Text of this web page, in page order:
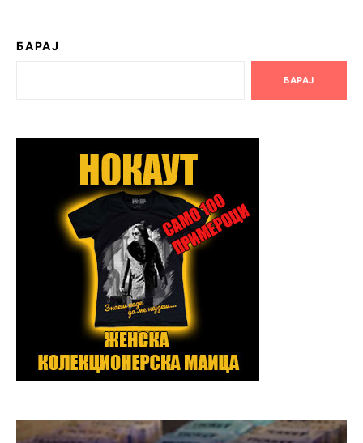
БАРАЈ
БАРАЈ